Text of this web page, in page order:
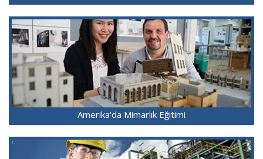
Amerika'da Mimarlık Eğitimi